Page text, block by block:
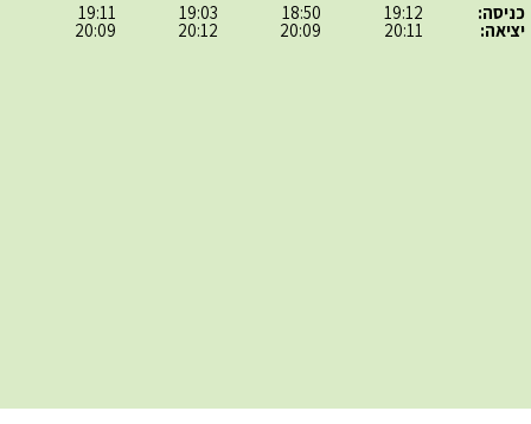
כניסה:
יציאה:
19:12
20:11
18:50
20:09
19:03
20:12
19:11
20:09